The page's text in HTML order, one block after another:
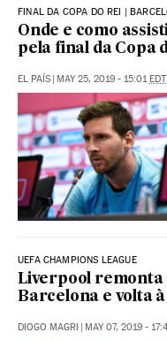
FINAL DA COPA DO REI |
Onde e como
pela final da Copa
EL PAÍS MAY 25, 2019 - 15:01 EDT
UEFA CHAMPIONS LEAGUE
Liverpool remonta
Barcelona e volta
DIOGO MAGRI MAY 07, 2019 -